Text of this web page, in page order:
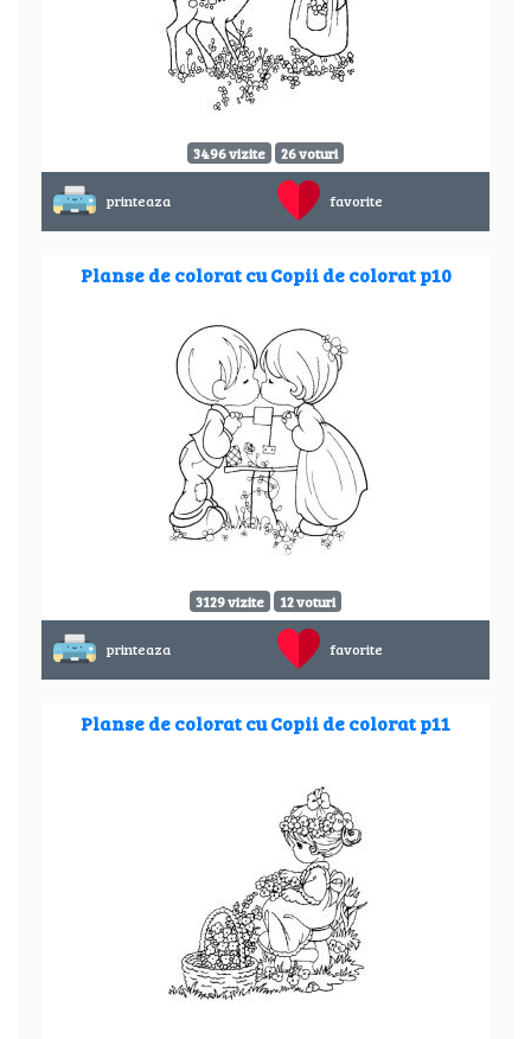
3496 vizite 26 voturi
printeaza favorite
Planse de colorat cu Copii de colorat p10
3129 vizite 12 voturi
printeaza favorite
Planse de colorat cu Copii de colorat p11